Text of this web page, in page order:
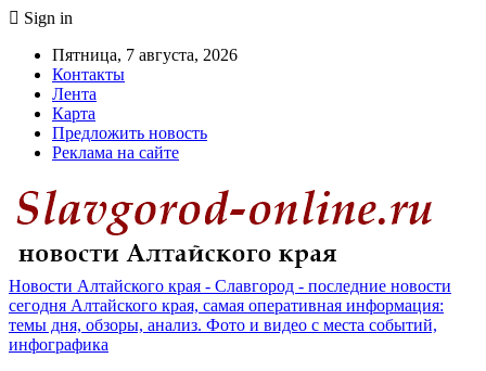
Sign in
Пятница, 7 августа, 2026
Контакты
Лента
Карта
Предложить новость
Реклама на сайте
Новости Алтайского края - Славгород - последние новости
сегодня Алтайского края, самая оперативная информация:
темы дня, обзоры, анализ. Фото и видео с места событий,
инфографика